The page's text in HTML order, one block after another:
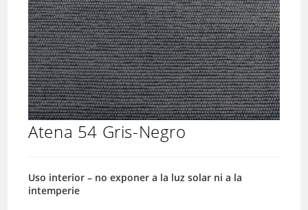
Atena 54 Gris-Negro
Uso interior – no exponer a la luz solar ni a la
intemperie